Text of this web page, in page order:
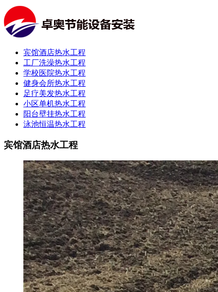
宾馆酒店热水工程
工厂洗澡热水工程
学校医院热水工程
健身会所热水工程
足疗美发热水工程
小区单机热水工程
阳台壁挂热水工程
泳池恒温热水工程
宾馆酒店热水工程